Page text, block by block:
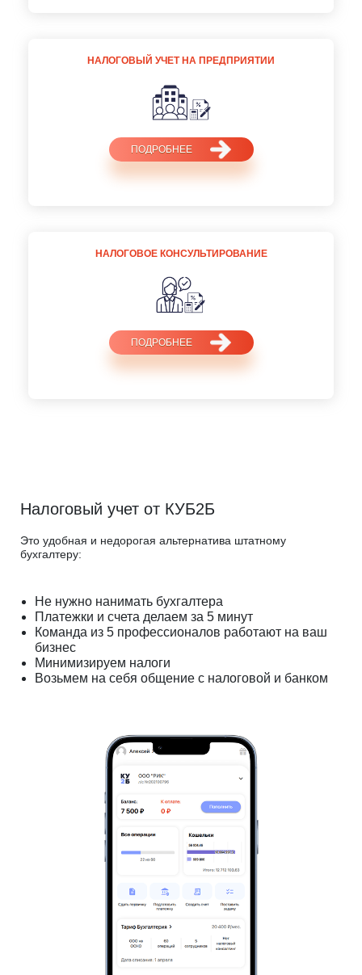
НАЛОГОВЫЙ УЧЕТ НА ПРЕДПРИЯТИИ
ПОДРОБНЕЕ
НАЛОГОВОЕ КОНСУЛЬТИРОВАНИЕ
ПОДРОБНЕЕ
Налоговый учет от КУБ2Б
Это удобная и недорогая альтернатива штатному
бухгалтеру:
Не нужно нанимать бухгалтера
Платежки и счета делаем за 5 минут
Команда из 5 профессионалов работают на ваш
бизнес
Минимизируем налоги
Возьмем на себя общение с налоговой и банком